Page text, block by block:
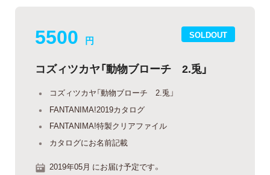
SOLDOUT
5500 円
コズィツカヤ「動物ブローチ 2.兎」
コズィツカヤ「動物ブローチ 2.兎」
FANTANIMA!2019カタログ
FANTANIMA!特製クリアファイル
カタログにお名前記載
2019年05月 にお届け予定です。